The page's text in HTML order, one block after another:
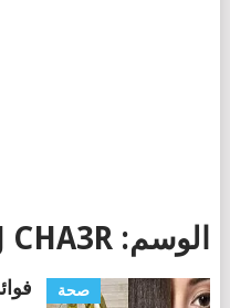
الوسم: CHA3R
صحة